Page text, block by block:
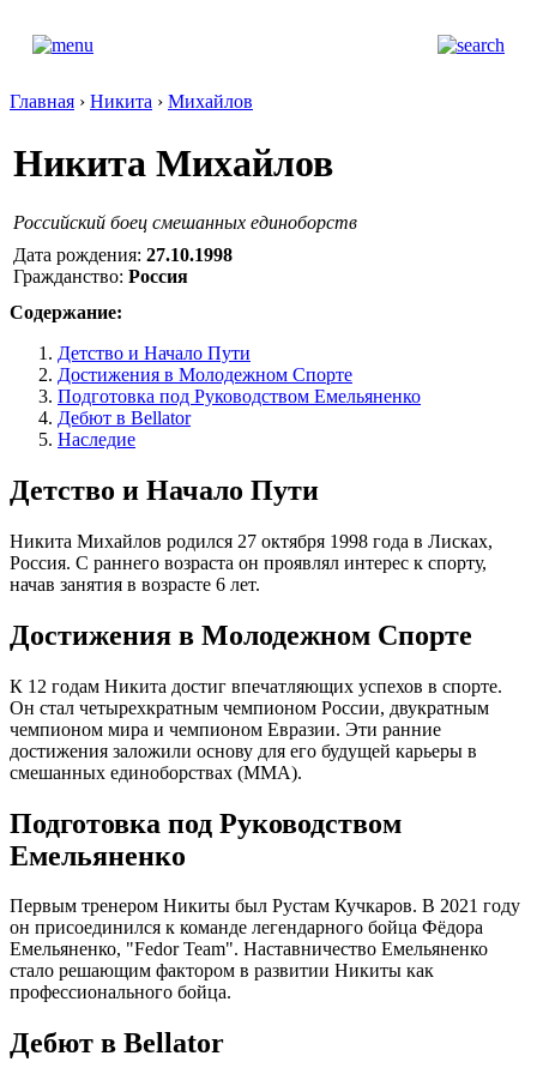
Главная › Никита › Михайлов
Никита Михайлов
Российский боец смешанных единоборств
Дата рождения: 27.10.1998
Гражданство: Россия
Содержание:
Детство и Начало Пути
Достижения в Молодежном Спорте
Подготовка под Руководством Емельяненко
Дебют в Bellator
Наследие
Детство и Начало Пути
Никита Михайлов родился 27 октября 1998 года в Лисках,
Россия. С раннего возраста он проявлял интерес к спорту,
начав занятия в возрасте 6 лет.
Достижения в Молодежном Спорте
К 12 годам Никита достиг впечатляющих успехов в спорте.
Он стал четырехкратным чемпионом России, двукратным
чемпионом мира и чемпионом Евразии. Эти ранние
достижения заложили основу для его будущей карьеры в
смешанных единоборствах (ММА).
Подготовка под Руководством
Емельяненко
Первым тренером Никиты был Рустам Кучкаров. В 2021 году
он присоединился к команде легендарного бойца Фёдора
Емельяненко, "Fedor Team". Наставничество Емельяненко
стало решающим фактором в развитии Никиты как
профессионального бойца.
Дебют в Bellator